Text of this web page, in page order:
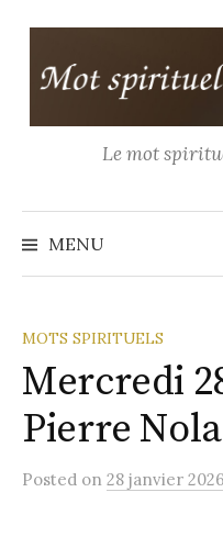
contenu
Le mot
MENU
MOTS SPIRITUELS
Mercredi
Pierre
Posted on 28 janvier 2026